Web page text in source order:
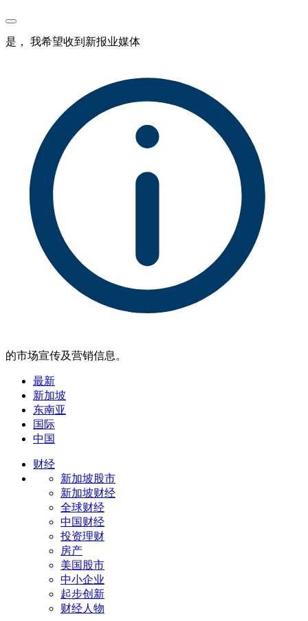
是， 我希望收到新报业媒体
的市场宣传及营销信息。
最新
新加坡
东南亚
国际
中国
财经
新加坡股市
新加坡财经
全球财经
中国财经
投资理财
房产
美国股市
中小企业
起步创新
财经人物